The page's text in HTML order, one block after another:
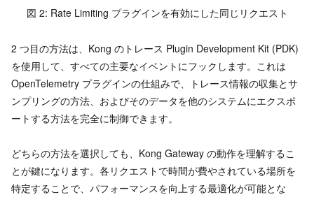
図 2: Rate Limiting プラグインを有効にした同じリクエスト
2 つ目の方法は、Kong のトレース Plugin Development Kit (PDK)
を使用して、すべての主要なイベントにフックします。これは
OpenTelemetry プラグインの仕組みで、トレース情報の収集とサ
ンプリングの方法、およびそのデータを他のシステムにエクスポ
ートする方法を完全に制御できます。
どちらの方法を選択しても、Kong Gateway の動作を理解するこ
とが鍵になります。各リクエストで時間が費やされている場所を
特定することで、パフォーマンスを向上する最適化が可能とな